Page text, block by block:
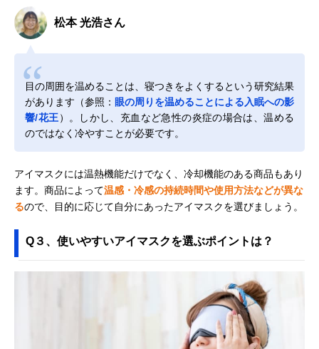
松本 光浩さん
目の周囲を温めることは、寝つきをよくするという研究結果
があります（参照： 眼の周りを温めることによる入眠への影
響/花王）。しかし、充血など急性の炎症の場合は、温める
のではなく冷やすことが必要です。
アイマスクには温熱機能だけでなく、冷却機能のある商品もあり
ます。商品によって温感・冷感の持続時間や使用方法などが異な
るので、目的に応じて自分にあったアイマスクを選びましょう。
Q３、使いやすいアイマスクを選ぶポイントは？